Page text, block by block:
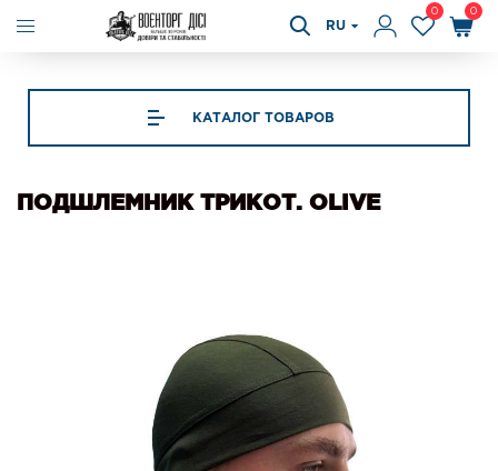
RU
0 0
КАТАЛОГ ТОВАРОВ
ПОДШЛЕМНИК ТРИКОТ. OLIVE